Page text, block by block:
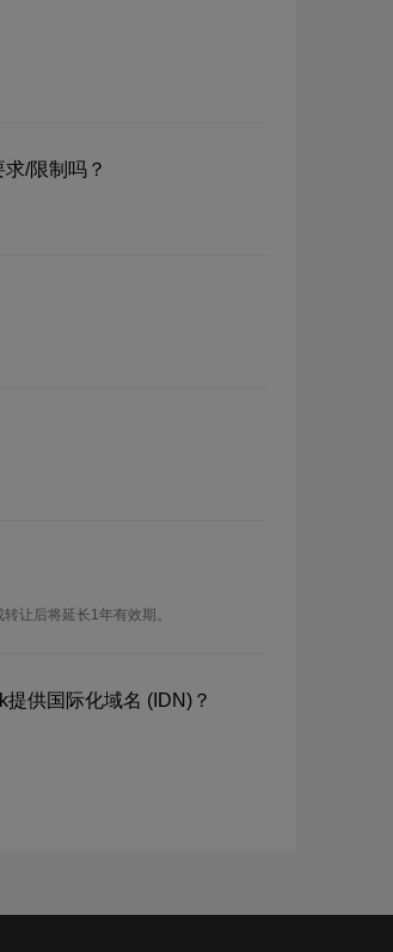
/限制吗？
让后将延长1年有效期。
供国际化域名 (IDN)？